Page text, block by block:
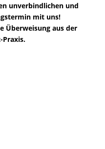
unverbindlichen und
mit uns!
Überweisung aus der
Praxis.